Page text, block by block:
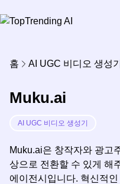
홈 AI UGC 비디오 생성기
Muku.ai
AI UGC 비디오 생성기
Muku.ai은 창작자와 광고
상으로 전환할 수 있게 해
에이전시입니다. 혁신적